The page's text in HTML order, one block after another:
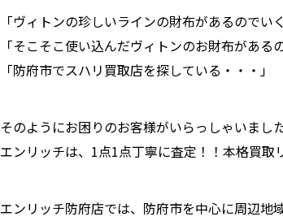
「ヴィトンの珍しいラインの財布があるのでい
「そこそこ使い込んだヴィトンのお財布がある
「防府市でスハリ買取店を探している・・・」
そのようにお困りのお客様がいらっしゃいま
エンリッチは、1点1点丁寧に査定！！本格買
エンリッチ防府店では、防府市を中心に周辺地